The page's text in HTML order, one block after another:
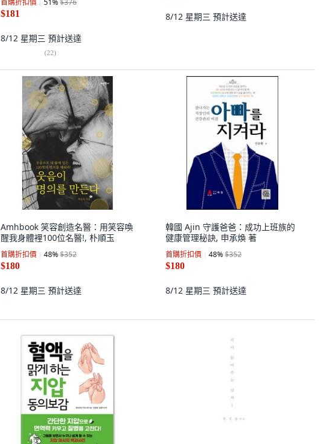
首購折扣價 51%$376
$181
8/12 星期三 預計送達
(22)
8/12 星期三 預計送達
Amhbook 笑容創造名醫：用笑容喚
醒我身體裡100位名醫!, 朴順玉
首購折扣價 48%$352
$180
8/12 星期三 預計送達
韓國 Ajin 守護爸爸：成功上班族的
健康管理秘訣, 申承煥 著
首購折扣價 48%$352
$180
8/12 星期三 預計送達